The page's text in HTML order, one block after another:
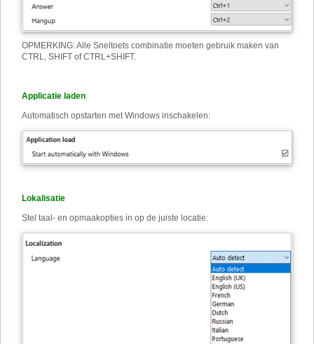
OPMERKING: Alle Sneltoets combinatie moeten gebruik maken van
CTRL, SHIFT of CTRL+SHIFT.
Applicatie laden
Automatisch opstarten met Windows inschakelen:
Lokalisatie
Stel taal- en opmaakopties in op de juiste locatie: